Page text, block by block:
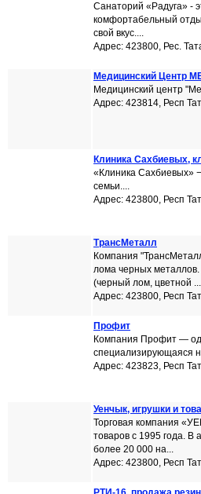
Санаторий «Радуга» -
комфортабельный
свой вкус....
Адрес: 423800, Рес.
Медицинский Центр
Медицинский центр
Адрес: 423814, Респ
Клиника Сахбиевых,
«Клиника Сахбиевых»
семьи....
Адрес: 423800, Респ
ТрансМеталл
Компания
лома черных
(черный лом, цветной ...
Адрес: 423800, Респ
Профит
Компания Профит —
специализирующаяся
Адрес: 423823, Респ
Уенчык, игрушки и
Торговая компания
товаров с 1995 года. В
более 20 000 на...
Адрес: 423800, Респ